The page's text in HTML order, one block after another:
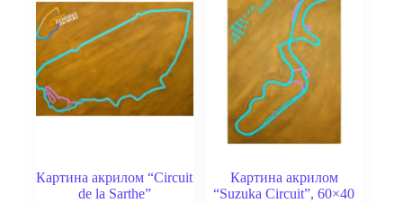
Картина акрилом “Circuit
de la Sarthe”
Картина акрилом
“Suzuka Circuit”, 60×40